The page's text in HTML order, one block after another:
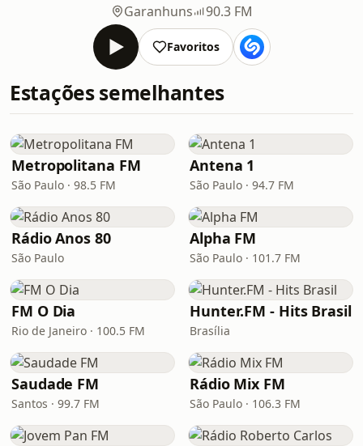
Garanhuns
90.3 FM
Favoritos
Estações semelhantes
Metropolitana FM
São Paulo · 98.5 FM
Antena 1
São Paulo · 94.7 FM
Rádio Anos 80
São Paulo
Alpha FM
São Paulo · 101.7 FM
FM O Dia
Rio de Janeiro · 100.5 FM
Hunter.FM - Hits Brasil
Brasília
Saudade FM
Santos · 99.7 FM
Rádio Mix FM
São Paulo · 106.3 FM